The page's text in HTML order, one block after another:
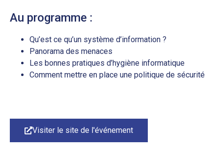
Au programme :
Qu’est ce qu’un système d’information ?
Panorama des menaces
Les bonnes pratiques d’hygiène informatique
Comment mettre en place une politique de sécurité
Visiter le site de l'événement